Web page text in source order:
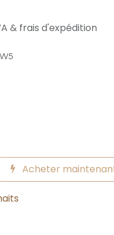
& frais d'expédition
Acheter